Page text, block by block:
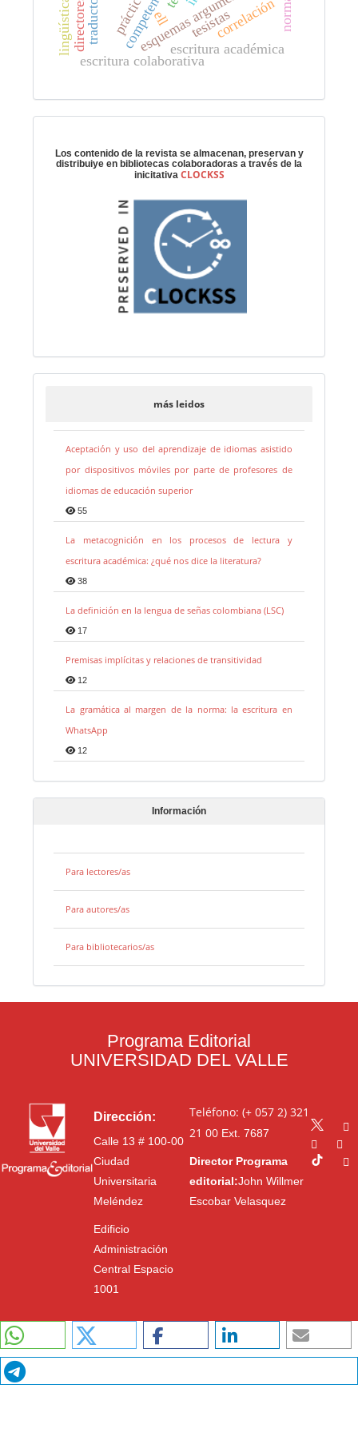
escritura colaborativa
escritura académica
tesistascorrelación
ell
Los contenido de la revista se almacenan, preservan y
distribuiye en bibliotecas colaboradoras a través de la
inicitativa CLOCKSS
más leidos
Aceptación y uso del aprendizaje de idiomas asistido
por dispositivos móviles por parte de profesores de
idiomas de educación superior
55
La metacognición en los procesos de lectura y
escritura académica: ¿qué nos dice la literatura?
38
La definición en la lengua de señas colombiana (LSC)
17
Premisas implícitas y relaciones de transitividad
12
La gramática al margen de la norma: la escritura en
WhatsApp
12
Información
Para lectores/as
Para autores/as
Para bibliotecarios/as
Programa Editorial
UNIVERSIDAD DEL VALLE
Dirección:
Calle 13 # 100-00
Ciudad
Universitaria
Meléndez
Edificio
Administración
Central Espacio
1001
Teléfono: (+ 057 2) 321
21 00Ext. 7687
Director Programa
editorial:John Willmer
Escobar Velasquez